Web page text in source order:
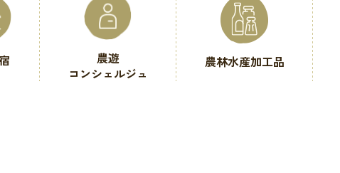
農遊
コンシェルジュ
農林水産加工品